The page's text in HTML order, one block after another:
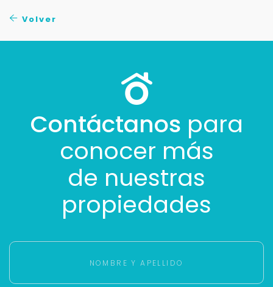
Volver
Contáctanos para
conocer más
de nuestras
propiedades